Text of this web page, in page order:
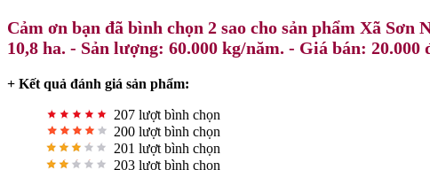
Cảm ơn bạn đã bình chọn 2 sao cho sản phẩm Xã
10,8 ha. - Sản lượng: 60.000 kg/năm. - Giá bán: 20.000
+ Kết quả đánh giá sản phẩm:
207 lượt bình chọn
200 lượt bình chọn
201 lượt bình chọn
203 lượt bình chọn